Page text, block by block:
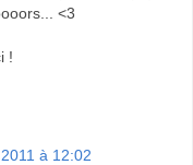
<3
!
à 12:02